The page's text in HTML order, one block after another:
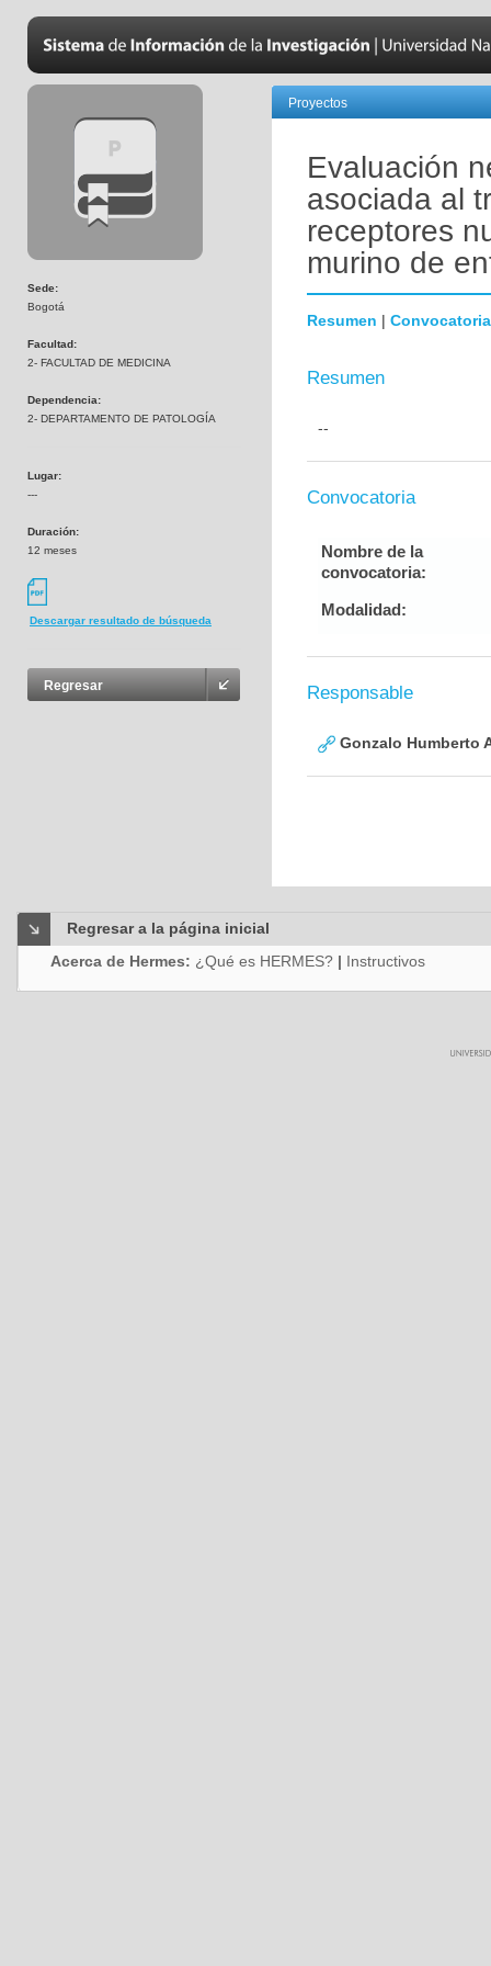
Sede:
Bogotá
Facultad:
2- FACULTAD DE MEDICINA
Dependencia:
2- DEPARTAMENTO DE PATOLOGÍA
Lugar:
---
Duración:
12 meses
Descargar resultado de búsqueda
Regresar
Proyectos
Evaluación
asociada al
receptores
murino de
Resumen | Convocatoria
Resumen
--
Convocatoria
Nombre de la
convocatoria:
Modalidad:
Responsable
Gonzalo Humberto
Regresar a la página inicial
Acerca de Hermes: ¿Qué es HERMES? | Instructivos